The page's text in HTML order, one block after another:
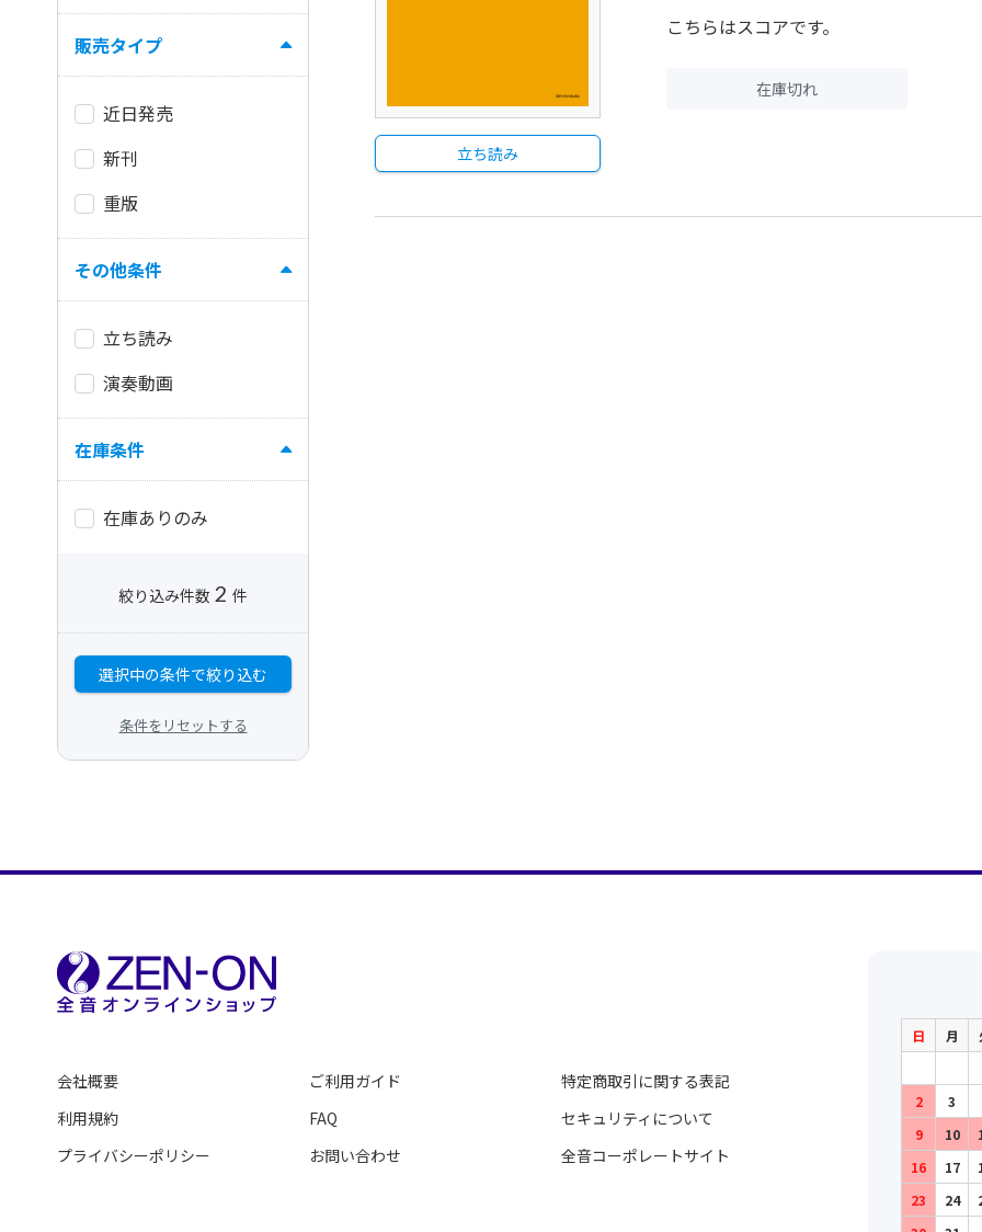
立ち読み
こちらはスコアです。
在庫切れ
販売タイプ
近日発売
新刊
重版
その他条件
立ち読み
演奏動画
在庫条件
在庫ありのみ
絞り込み件数 2 件
選択中の条件で絞り込む
条件をリセットする
会社概要
利用規約
プライバシーポリシー
ご利用ガイド
FAQ
お問い合わせ
特定商取引に関する表記
セキュリティについて
全音コーポレートサイト
日 月
2 3
9
10
16
17
23
24